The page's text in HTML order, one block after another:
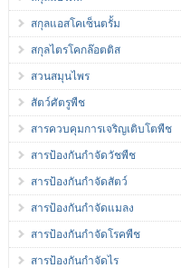
สกุลแอสโคเซ็นตรั้ม
สกุลไตรโคกล๊อตติส
สวนสมุนไพร
สัตว์ศัตรูพืช
สารควบคุมการเจริญเติบโตพืช
สารป้องกันกำจัดวัชพืช
สารป้องกันกำจัดสัตว์
สารป้องกันกำจัดแมลง
สารป้องกันกำจัดโรคพืช
สารป้องกันกำจัดไร